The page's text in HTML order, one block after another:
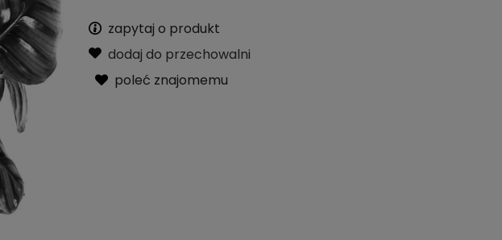
zapytaj o produkt
dodaj do przechowalni
poleć znajomemu